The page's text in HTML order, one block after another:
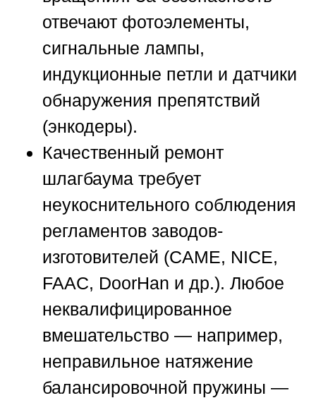
отвечают фотоэлементы,
сигнальные лампы,
индукционные петли и датчики
обнаружения препятствий
(энкодеры).
Качественный ремонт
шлагбаума требует
неукоснительного соблюдения
регламентов заводов-
изготовителей (CAME, NICE,
FAAC, DoorHan и др.). Любое
неквалифицированное
вмешательство — например,
неправильное натяжение
балансировочной пружины —